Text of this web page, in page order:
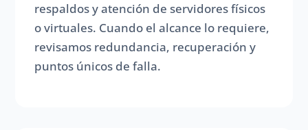
respaldos y atención de servidores físicos
o virtuales. Cuando el alcance lo requiere,
revisamos redundancia, recuperación y
puntos únicos de falla.